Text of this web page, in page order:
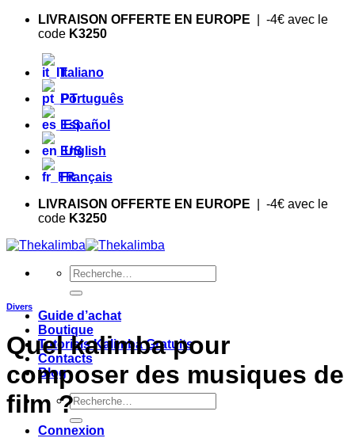
Skip
LIVRAISON OFFERTE EN EUROPE | -4€ avec le
code K3250
Italiano
Português
Español
English
Français
LIVRAISON OFFERTE EN EUROPE | -4€ avec le
code K3250
Recherche
pour :
Guide d’achat
Boutique
Tutoriels Kalimba Gratuits
Contacts
Blog
Recherche
pour :
Connexion
Divers
Quel kalimba pour
composer des musiques de
film ?